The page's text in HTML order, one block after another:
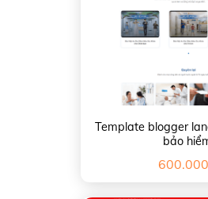
Template blogger
bảo
600.000